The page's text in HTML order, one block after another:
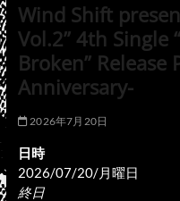
Wind Shift
Vol.2” 4th Single
Broken”
Anniversary-
2026年7月20日
日時
2026/07/20/月曜日
終日